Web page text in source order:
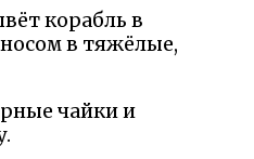
корабль в
в тяжёлые,
чайки и